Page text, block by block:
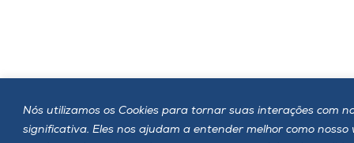
Nós utilizamos os Cookies para tornar suas interações com
significativa. Eles nos ajudam a entender melhor como nosso